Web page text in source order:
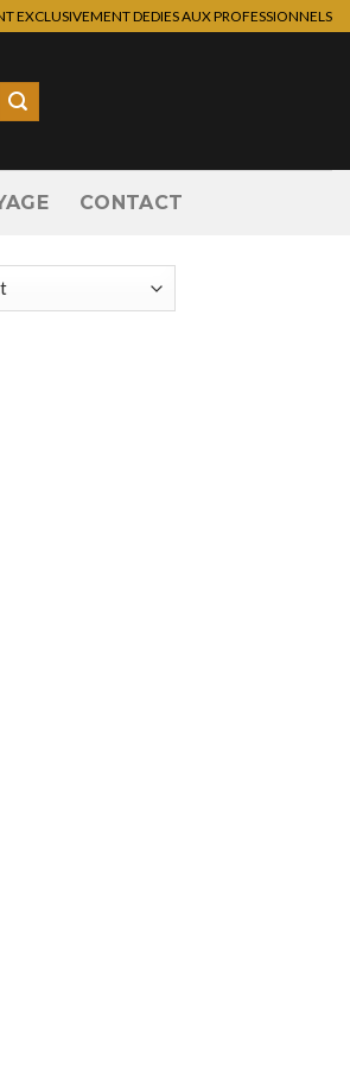
EXCLUSIVEMENT DEDIES AUX PROFESSIONNELS
CONTACT